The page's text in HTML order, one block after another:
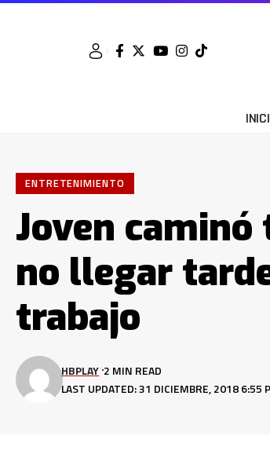
ENTRETENIMIENTO
Joven caminó
no llegar
trabajo
LAST UPDATED: 31 DICIEMBRE, 2018 6:55
HBPLAY 2 MIN READ